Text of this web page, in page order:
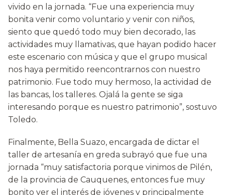
vivido en la jornada. “Fue una experiencia muy
bonita venir como voluntario y venir con niños,
siento que quedó todo muy bien decorado, las
actividades muy llamativas, que hayan podido hacer
este escenario con música y que el grupo musical
nos haya permitido reencontrarnos con nuestro
patrimonio. Fue todo muy hermoso, la actividad de
las bancas, los talleres. Ojalá la gente se siga
interesando porque es nuestro patrimonio”, sostuvo
Toledo.
Finalmente, Bella Suazo, encargada de dictar el
taller de artesanía en greda subrayó que fue una
jornada “muy satisfactoria porque vinimos de Pilén,
de la provincia de Cauquenes, entonces fue muy
bonito ver el interés de jóvenes y principalmente